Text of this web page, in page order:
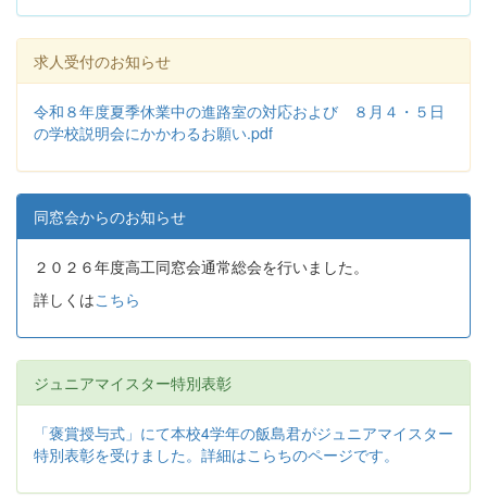
求人受付のお知らせ
令和８年度夏季休業中の進路室の対応および ８月４・５日
の学校説明会にかかわるお願い.pdf
同窓会からのお知らせ
２０２６年度高工同窓会通常総会を行いました。
詳しくはこちら
ジュニアマイスター特別表彰
「褒賞授与式」にて本校4学年の飯島君がジュニアマイスター
特別表彰を受けました。詳細はこらちのページです。